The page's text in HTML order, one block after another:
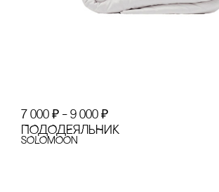
7 000 ₽ – 9 000 ₽
ПОДОДЕЯЛЬНИК
SOLOMOON